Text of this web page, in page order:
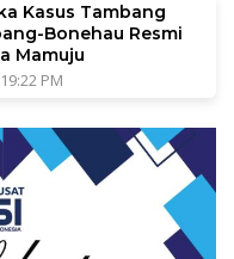
Kasus Tambang
Bonehau Resmi
Mamuju
PM